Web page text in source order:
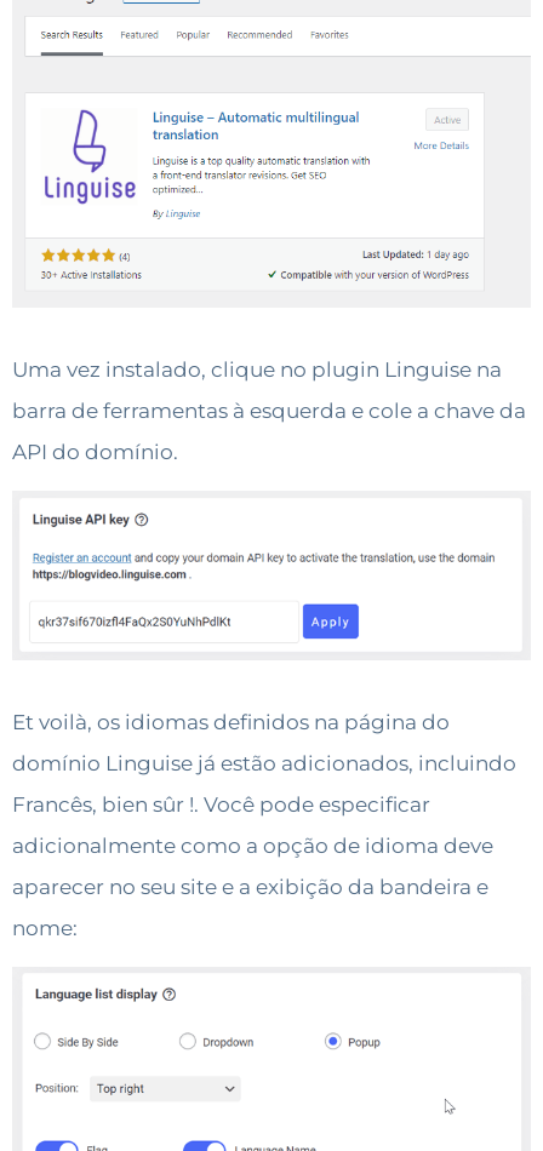
Uma vez instalado, clique no plugin Linguise na
barra de ferramentas à esquerda e cole a chave da
API do domínio.
Et voilà, os idiomas definidos na página do
domínio Linguise já estão adicionados, incluindo
Francês, bien sûr !. Você pode especificar
adicionalmente como a opção de idioma deve
aparecer no seu site e a exibição da bandeira e
nome: